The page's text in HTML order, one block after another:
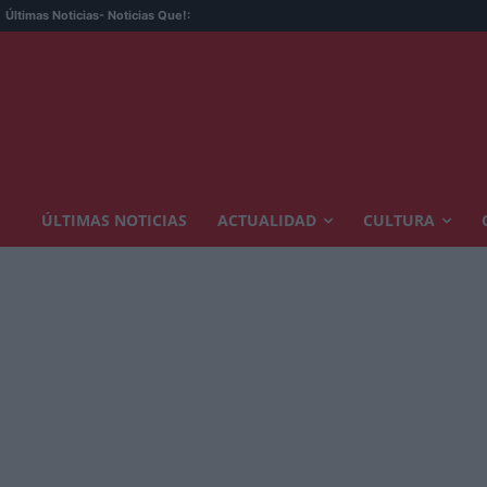
Últimas Noticias- Noticias Que!:
ÚLTIMAS NOTICIAS ACTUALIDAD CULTURA